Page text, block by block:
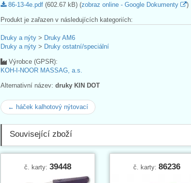
86-13-4e.pdf (602.67 kB) (zobraz online - Google Dokumenty )
Produkt je zařazen v následujících kategoriích:
Druky a nýty > Druky AM6
Druky a nýty > Druky ostatní/speciální
Výrobce (GPSR):
KOH-I-NOOR MASSAG, a.s.
Alternativní název: druky KIN DOT
← háček kalhotový nýtovací
Související zboží
č. karty: 39448 č. karty: 86236